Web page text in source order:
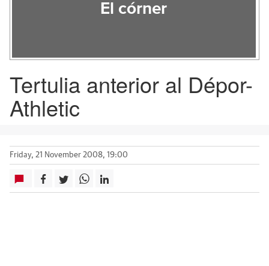
El córner
Tertulia anterior al Dépor-
Athletic
Friday, 21 November 2008, 19:00